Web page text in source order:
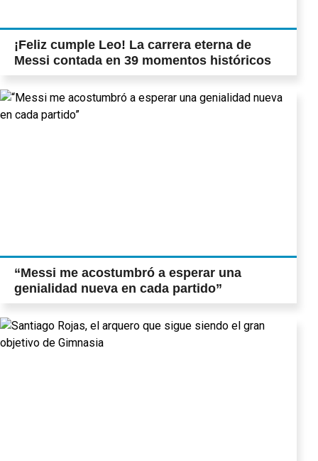
¡Feliz cumple Leo! La carrera eterna de
Messi contada en 39 momentos históricos
“Messi me acostumbró a esperar una
genialidad nueva en cada partido”